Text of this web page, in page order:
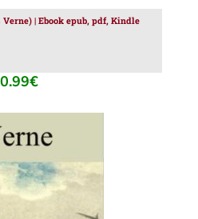
| Ebook epub, pdf, Kindle
0.99€